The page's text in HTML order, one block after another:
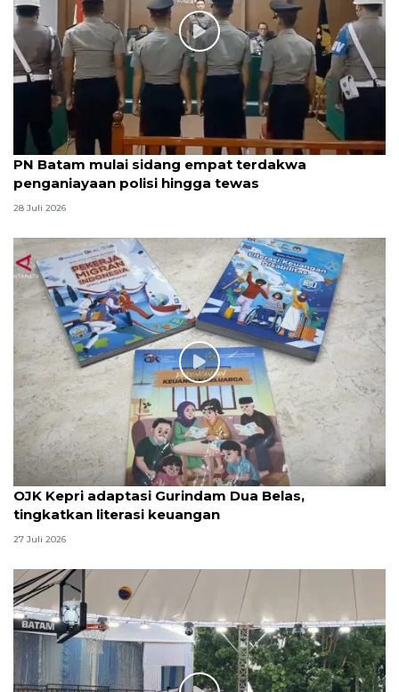
PN Batam mulai sidang empat terdakwa
penganiayaan polisi hingga tewas
28 Juli 2026
OJK Kepri adaptasi Gurindam Dua Belas,
tingkatkan literasi keuangan
27 Juli 2026